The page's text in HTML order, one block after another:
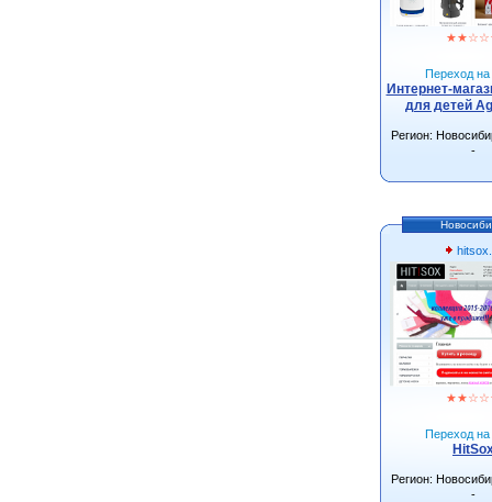
★★☆☆
Переход на
Интернет-
для детей
Регион:
-
★★☆☆
Переход на
Регион:
-